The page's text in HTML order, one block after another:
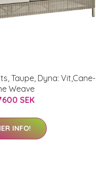
Taupe, Dyna: Vit,Cane-
Weave
SEK
INFO!